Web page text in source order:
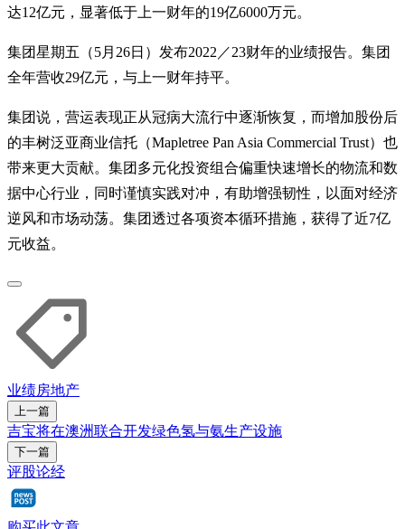
达12亿元，显著低于上一财年的19亿6000万元。
集团星期五（5月26日）发布2022／23财年的业绩报告。集团
全年营收29亿元，与上一财年持平。
集团说，营运表现正从冠病大流行中逐渐恢复，而增加股份后
的丰树泛亚商业信托（Mapletree Pan Asia Commercial Trust）也
带来更大贡献。集团多元化投资组合偏重快速增长的物流和数
据中心行业，同时谨慎实践对冲，有助增强韧性，以面对经济
逆风和市场动荡。集团透过各项资本循环措施，获得了近7亿
元收益。
业绩房地产
上一篇
吉宝将在澳洲联合开发绿色氢与氨生产设施
下一篇
评股论经